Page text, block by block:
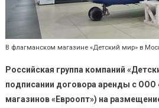
В флагманском магазине «Детский мир» в
Российская группа компаний
подписании договора аренды с ООО
магазинов «Евроопт») на